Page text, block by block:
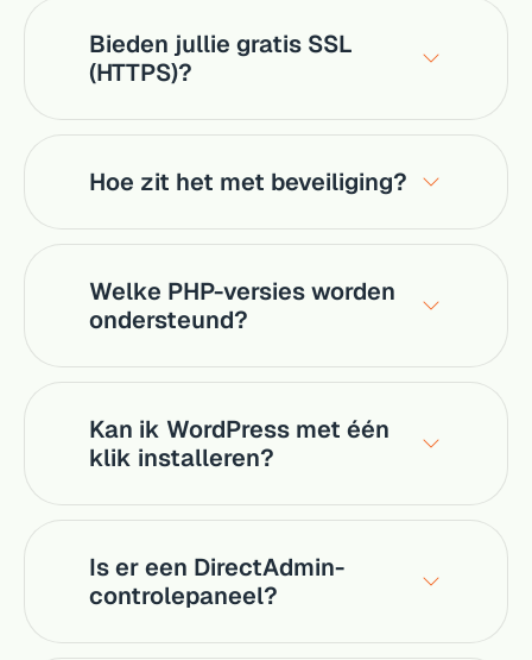
Bieden jullie gratis SSL
(HTTPS)?
Hoe zit het met beveiliging?
Welke PHP-versies worden
ondersteund?
Kan ik WordPress met één
klik installeren?
Is er een DirectAdmin-
controlepaneel?